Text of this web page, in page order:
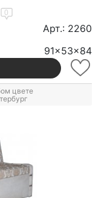
0
Арт.: 2260
91x53x84
цвете